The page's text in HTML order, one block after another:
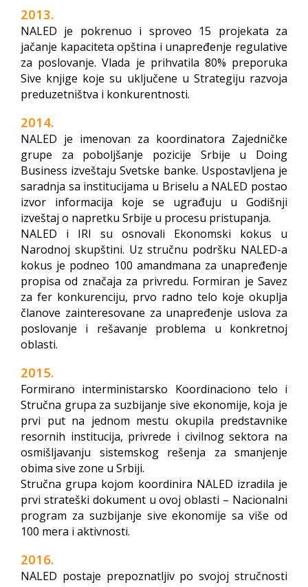
2013.
NALED je pokrenuo i sproveo 15 projekata za
jačanje kapaciteta opština i unapređenje regulative
za poslovanje. Vlada je prihvatila 80% preporuka
Sive knjige koje su uključene u Strategiju razvoja
preduzetništva i konkurentnosti.
2014.
NALED je imenovan za koordinatora Zajedničke
grupe za poboljšanje pozicije Srbije u Doing
Business izveštaju Svetske banke. Uspostavljena je
saradnja sa institucijama u Briselu a NALED postao
izvor informacija koje se ugrađuju u Godišnji
izveštaj o napretku Srbije u procesu pristupanja.
NALED i IRI su osnovali Ekonomski kokus u
Narodnoj skupštini. Uz stručnu podršku NALED-a
kokus je podneo 100 amandmana za unapređenje
propisa od značaja za privredu. Formiran je Savez
za fer konkurenciju, prvo radno telo koje okuplja
članove zainteresovane za unapređenje uslova za
poslovanje i rešavanje problema u konkretnoj
oblasti.
2015.
Formirano interministarsko Koordinaciono telo i
Stručna grupa za suzbijanje sive ekonomije, koja je
prvi put na jednom mestu okupila predstavnike
resornih institucija, privrede i civilnog sektora na
osmišljavanju sistemskog rešenja za smanjenje
obima sive zone u Srbiji.
Stručna grupa kojom koordinira NALED izradila je
prvi strateški dokument u ovoj oblasti – Nacionalni
program za suzbijanje sive ekonomije sa više od
100 mera i aktivnosti.
2016.
NALED postaje prepoznatljiv po svojoj stručnosti